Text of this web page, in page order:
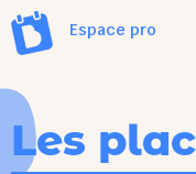
Espace pro
Les